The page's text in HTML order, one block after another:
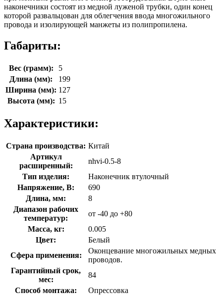
наконечники состоят из медной луженой трубки, один конец
которой развальцован для облегчения ввода многожильного
провода и изолирующей манжеты из полипропилена.
Габариты:
Вес (грамм):
5
Длина (мм):
199
Ширина (мм): 127
Высота (мм): 15
Характеристики:
Страна производства: Китай
Артикул
расширенный:
nhvi-0.5-8
Тип изделия:
Наконечник втулочный
Напряжение, В:
690
Длина, мм:
8
Диапазон рабочих
температур:
от -40 до +80
Масса, кг:
0.005
Цвет:
Белый
Сфера применения:
Оконцевание многожильных медных
проводов.
Гарантийный срок,
мес:
84
Способ монтажа:
Опрессовка